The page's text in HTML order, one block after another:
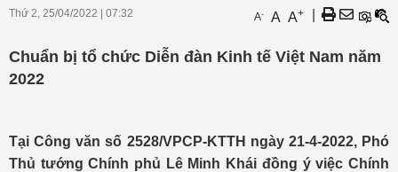
Thứ 2, 25/04/2022 07:32 A- A A+
Chuẩn bị tổ chức Diễn đàn Kinh tế Việt Nam năm
2022
Tại Công văn số 2528/VPCP-KTTH ngày 21-4-2022, Phó
Thủ tướng Chính phủ Lê Minh Khái đồng ý việc Chính